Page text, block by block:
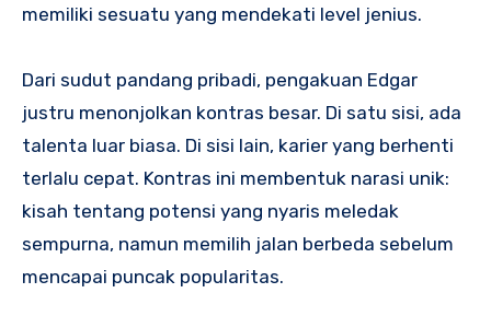
memiliki sesuatu yang mendekati level jenius.
Dari sudut pandang pribadi, pengakuan Edgar
justru menonjolkan kontras besar. Di satu sisi, ada
talenta luar biasa. Di sisi lain, karier yang berhenti
terlalu cepat. Kontras ini membentuk narasi unik:
kisah tentang potensi yang nyaris meledak
sempurna, namun memilih jalan berbeda sebelum
mencapai puncak popularitas.